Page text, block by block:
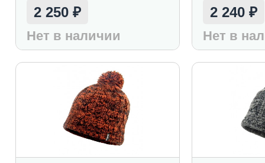
2 250 ₽
Нет в наличии
2 240₽
Нет в